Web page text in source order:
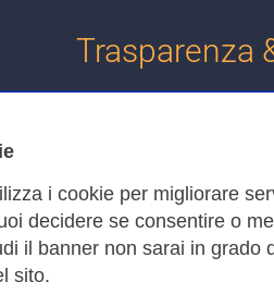
i cookie per migliorare
decidere se consentire o
il banner non sarai in grado
sito.
Trasparenza
Amministrazione
Bandi di Gara